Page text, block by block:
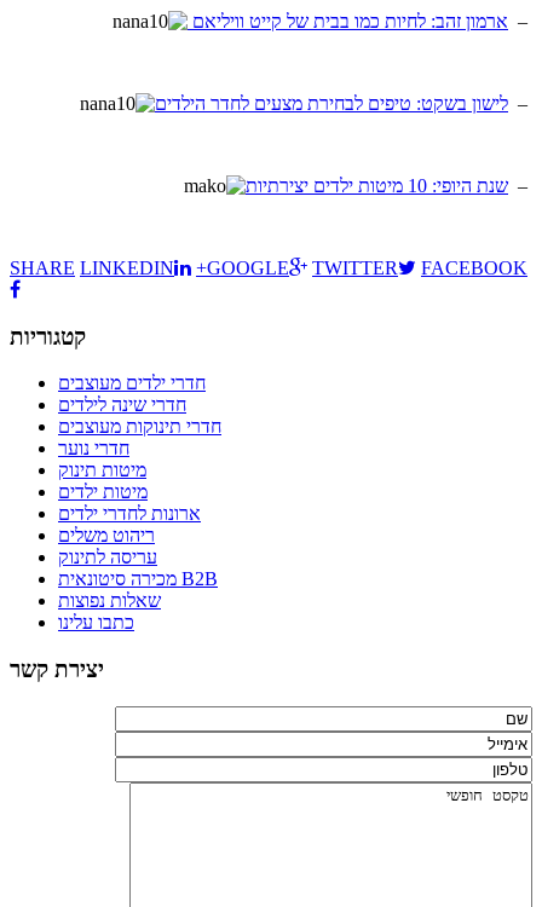
– ארמון זהב: לחיות כמו בבית של קייט וויליאם
– לישון בשקט: טיפים לבחירת מצעים לחדר הילדים
– שנת היופי: 10 מיטות ילדים יצירתיות
SHARE LINKEDIN +GOOGLE TWITTER FACEBOOK
קטגוריות
חדרי ילדים מעוצבים
חדרי שינה לילדים
חדרי תינוקות מעוצבים
חדרי נוער
מיטות תינוק
מיטות ילדים
ארונות לחדרי ילדים
ריהוט משלים
עריסה לתינוק
מכירה סיטונאית B2B
שאלות נפוצות
כתבו עלינו
יצירת קשר